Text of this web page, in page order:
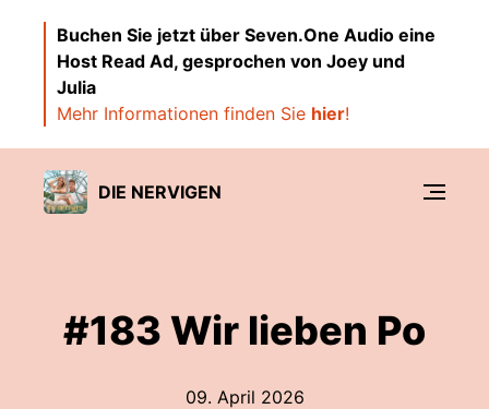
Buchen Sie jetzt über Seven.One Audio eine
Host Read Ad, gesprochen von Joey und
Julia
Mehr Informationen finden Sie hier!
DIE NERVIGEN
#183 Wir lieben Po
09. April 2026